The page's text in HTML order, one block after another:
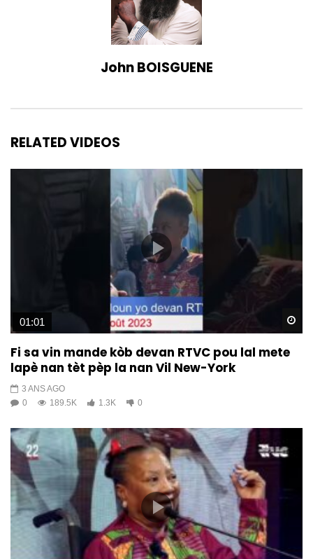
John BOISGUENE
RELATED VIDEOS
01:01
Fi sa vin mande kòb devan RTVC pou lal mete
lapè nan tèt pèp la nan Vil New-York
3 ANS AGO
0
189.5K 1.3K 0